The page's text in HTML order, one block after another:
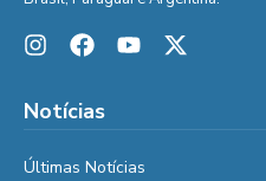
Notícias
Últimas Notícias